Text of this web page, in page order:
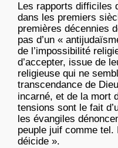
Les rapports difficiles
dans les premiers
premières décennies
pas d’un «
de l’impossibilité
d’accepter, issue de
religieuse qui ne
transcendance de
incarné, et de la mort
tensions sont le fait
les évangiles
peuple juif comme tel.
déicide ».